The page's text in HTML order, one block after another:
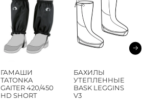
ГАМАШИ
TATONKA
GAITER 420/450
HD SHORT
БАХИЛЫ
УТЕПЛЕННЫЕ
BASK LEGGINS
V3